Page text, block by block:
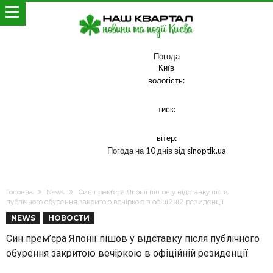
Погода
Київ
вологість:
тиск:
вітер:
Погода на 10 днів від sinoptik.ua
Головна News
Син прем’єра Японії пішов у відставку після
публічного обурення закритою вечіркою в офіційній резиденції
NEWS НОВОСТИ
Син прем’єра Японії пішов у відставку після публічного
обурення закритою вечіркою в офіційній резиденції